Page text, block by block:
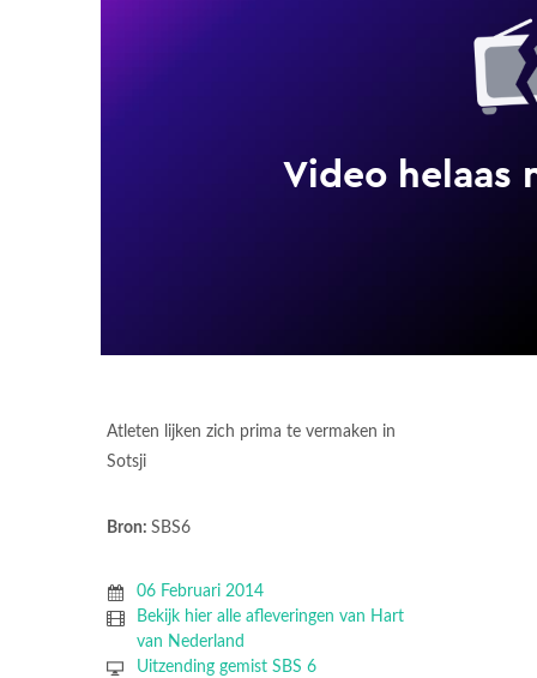
Atleten lijken zich prima te vermaken in
Sotsji
Bron: SBS6
06 Februari 2014
Bekijk hier alle afleveringen van Hart
van Nederland
Uitzending gemist SBS 6